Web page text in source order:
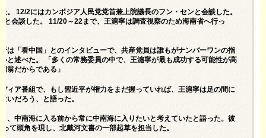
。 12/2にはカンボジア人民党党首兼上院議長のフン・センと会談した。
会談した。 11/20～22まで、王滬寧は調査視察のため海南省へ行っ
は「看中国」とのインタビューで、共産党員は誰もがナンバーワンの指
と述べた。 「多くの常務委員の中で、王滬寧が最も成功する可能性が高
翁だからである」
ィア番組で、もし習近平が権力をまだ握っていれば、王滬寧は足の間に
いだろう、と語った。
、中南海に入る前から常に中南海に入りたいと考えていたと語った。彼
て頭角を現し、北戴河文書の一部起草を担当した。